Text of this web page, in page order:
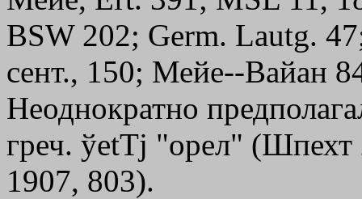
ВSW 202; Germ. Lautg.
сент., 150; Мейе--Вайан
Неоднократно
греч. ўetТj "орел" (Шпехт
1907, 803).